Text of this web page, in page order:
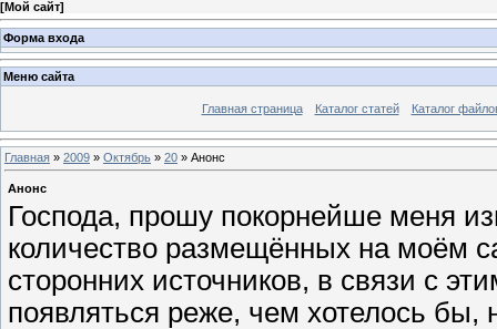
[Мой сайт]
Форма входа
Меню сайта
Главная страница Каталог статей Каталог
Главная » 2009 » Октябрь » 20 » Анонс
Анонс
Господа, прошу покорнейше меня
количество размещённых на моём
сторонних источников, в связи с
появляться реже, чем хотелось бы,